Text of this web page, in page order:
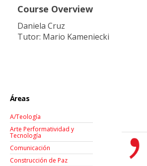
Course Overview
Daniela Cruz
Tutor: Mario Kameniecki
Áreas
A/Teología
Arte Performatividad y
Tecnología
Comunicación
Construcción de Paz